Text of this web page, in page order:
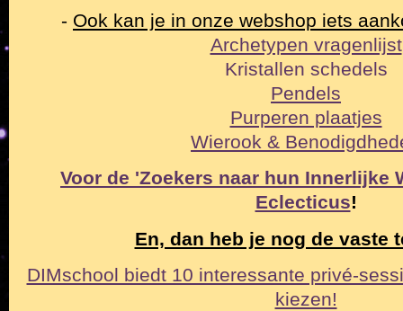
- Ook kan je in onze webshop iets
Archetypen vragenlijst
Kristallen schedels
Pendels
Purperen plaatjes
Wierook &
Voor de 'Zoekers naar hun Innerlijke
Eclecticus!
En, dan heb je nog de vaste
DIMschool biedt 10 interessante privé-
kiezen!